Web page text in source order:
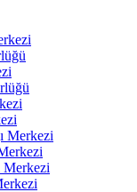
Merkezi
Merkezi